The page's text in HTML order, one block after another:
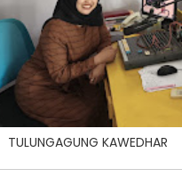
TULUNGAGUNG KAWEDHAR